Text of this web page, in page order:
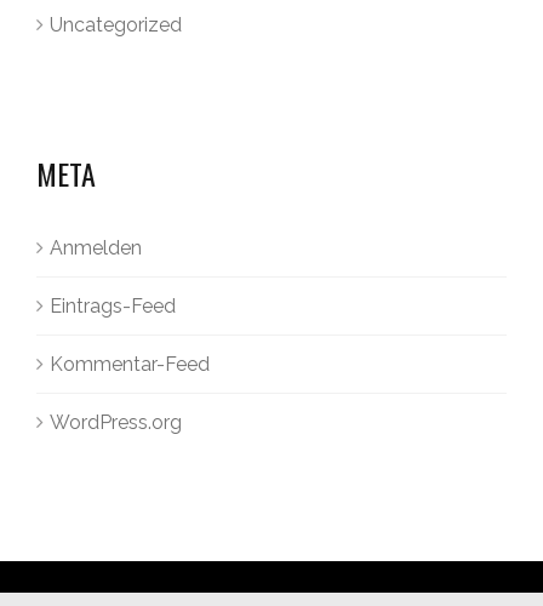
Uncategorized
META
Anmelden
Eintrags-Feed
Kommentar-Feed
WordPress.org